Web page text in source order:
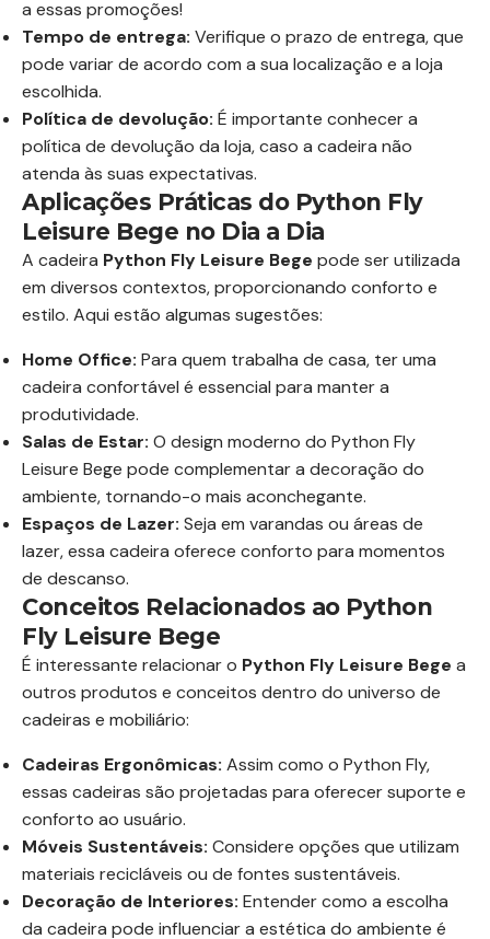
a essas promoções!
Tempo de entrega: Verifique o prazo de entrega, que
pode variar de acordo com a sua localização e a loja
escolhida.
Política de devolução: É importante conhecer a
política de devolução da loja, caso a cadeira não
atenda às suas expectativas.
Aplicações Práticas do Python Fly
Leisure Bege no Dia a Dia
A cadeira Python Fly Leisure Bege pode ser utilizada
em diversos contextos, proporcionando conforto e
estilo. Aqui estão algumas sugestões:
Home Office: Para quem trabalha de casa, ter uma
cadeira confortável é essencial para manter a
produtividade.
Salas de Estar: O design moderno do Python Fly
Leisure Bege pode complementar a decoração do
ambiente, tornando-o mais aconchegante.
Espaços de Lazer: Seja em varandas ou áreas de
lazer, essa cadeira oferece conforto para momentos
de descanso.
Conceitos Relacionados ao Python
Fly Leisure Bege
É interessante relacionar o Python Fly Leisure Bege a
outros produtos e conceitos dentro do universo de
cadeiras e mobiliário:
Cadeiras Ergonômicas: Assim como o Python Fly,
essas cadeiras são projetadas para oferecer suporte e
conforto ao usuário.
Móveis Sustentáveis: Considere opções que utilizam
materiais recicláveis ou de fontes sustentáveis.
Decoração de Interiores: Entender como a escolha
da cadeira pode influenciar a estética do ambiente é